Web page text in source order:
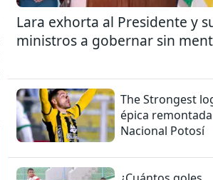
Lara exhorta al Presidente y
ministros a gobernar sin
The Strongest
épica
Nacional Potosí